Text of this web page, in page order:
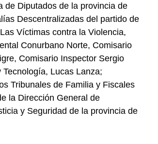
de Diputados de la provincia de
Descentralizadas del partido de
Víctimas contra la Violencia,
Conurbano Norte, Comisario
Comisario Inspector Sergio
Lucas Lanza;
Tribunales de Familia y Fiscales
la Dirección General de
y Seguridad de la provincia de